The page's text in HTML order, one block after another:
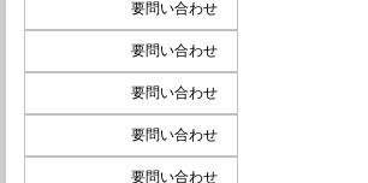
要問い合わせ
要問い合わせ
要問い合わせ
要問い合わせ
要問い合わせ